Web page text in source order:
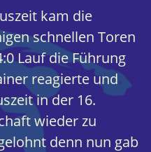
kam die
schnellen Toren
Lauf die Führung
reagierte und
in der 16.
wieder zu
denn nun gab